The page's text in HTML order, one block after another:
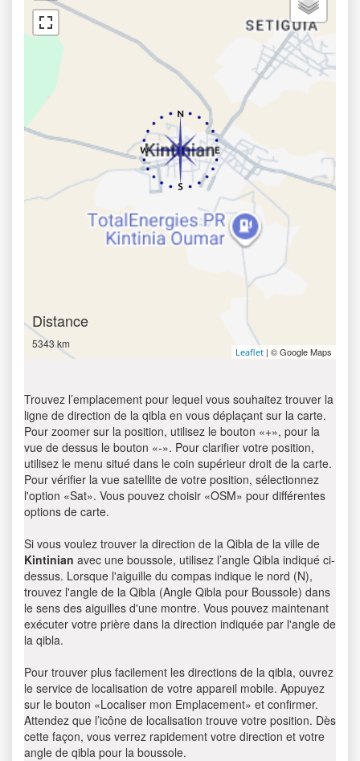
Distance
5343 km
Leaflet | © Google Maps
Trouvez l’emplacement pour lequel vous souhaitez trouver la
ligne de direction de la qibla en vous déplaçant sur la carte.
Pour zoomer sur la position, utilisez le bouton «+», pour la
vue de dessus le bouton «-». Pour clarifier votre position,
utilisez le menu situé dans le coin supérieur droit de la carte.
Pour vérifier la vue satellite de votre position, sélectionnez
l'option «Sat». Vous pouvez choisir «OSM» pour différentes
options de carte.
Si vous voulez trouver la direction de la Qibla de la ville de
Kintinian avec une boussole, utilisez l’angle Qibla indiqué ci-
dessus. Lorsque l'aiguille du compas indique le nord (N),
trouvez l'angle de la Qibla (Angle Qibla pour Boussole) dans
le sens des aiguilles d'une montre. Vous pouvez maintenant
exécuter votre prière dans la direction indiquée par l'angle de
la qibla.
Pour trouver plus facilement les directions de la qibla, ouvrez
le service de localisation de votre appareil mobile. Appuyez
sur le bouton «Localiser mon Emplacement» et confirmer.
Attendez que l’icône de localisation trouve votre position. Dès
cette façon, vous verrez rapidement votre direction et votre
angle de qibla pour la boussole.